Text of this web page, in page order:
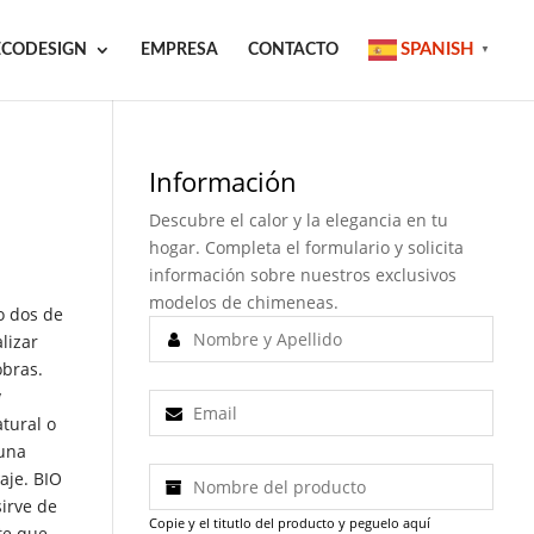
EMPRESA CONTACTO SPANISH ▼
dos de
o
BIO
de
Información
Descubre el calor y la elegancia en tu
hogar. Completa el formulario y solicita
información sobre nuestros exclusivos
modelos de chimeneas.
Copie y el titutlo del producto y peguelo aquí